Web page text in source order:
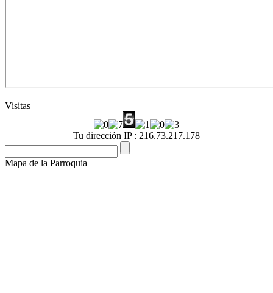
Visitas
Tu dirección IP : 216.73.217.178
Mapa de la Parroquia